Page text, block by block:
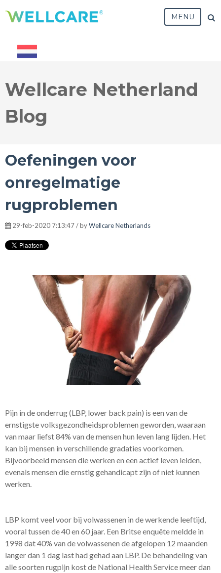
MENU
Wellcare Netherland
Blog
Oefeningen voor
onregelmatige
rugproblemen
29-feb-2020 7:13:47 / byWellcare Netherlands
Pijn in de onderrug (LBP, lower back pain) is een van de
ernstigste volksgezondheidsproblemen geworden, waaraan
van maar liefst 84% van de mensen hun leven lang lijden. Het
kan bij mensen in verschillende gradaties voorkomen.
Bijvoorbeeld mensen die werken en een actief leven leiden,
evenals mensen die ernstig gehandicapt zijn of niet kunnen
werken.
LBP komt veel voor bij volwassenen in de werkende leeftijd,
vooral tussen de 40 en 60 jaar. Een Britse enquête meldde in
1998 dat 40% van de volwassenen de afgelopen 12 maanden
langer dan 1 dag last had gehad aan LBP. De behandeling van
alle soorten rugpijn kost de National Health Service meer dan